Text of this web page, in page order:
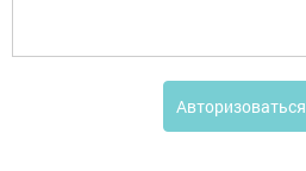
Авторизоваться